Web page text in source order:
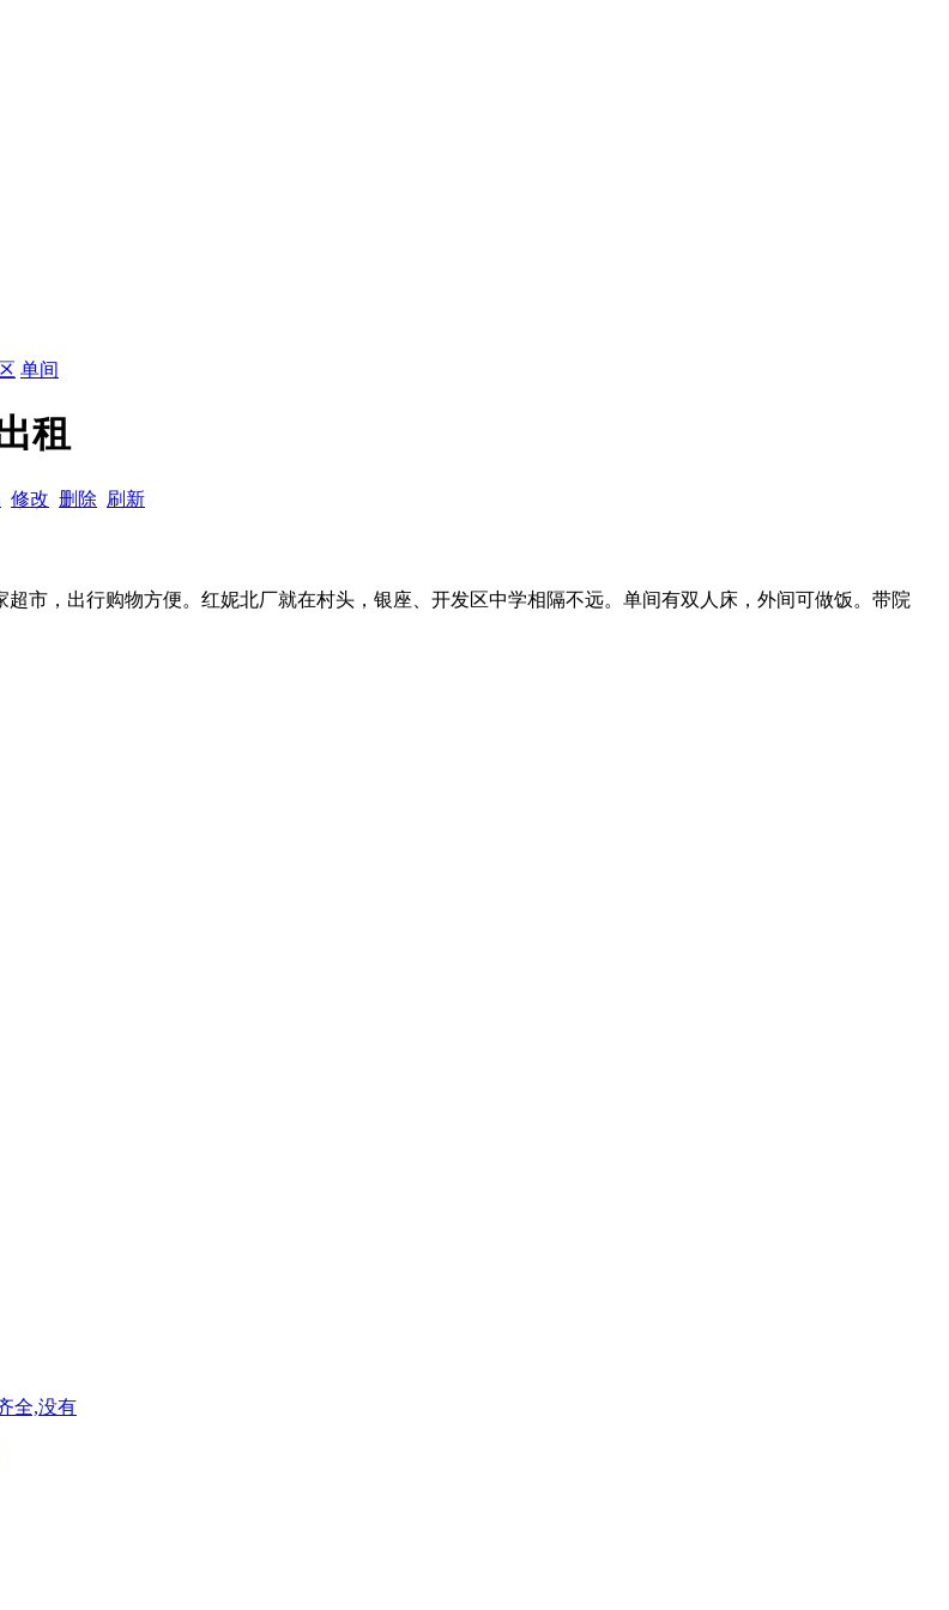
单间
租
修改 删除 刷新
市，出行购物方便。红妮北厂就在村头，银座、开发区中学相隔不远。单间有双人床，外间可做饭。带院
全,没有